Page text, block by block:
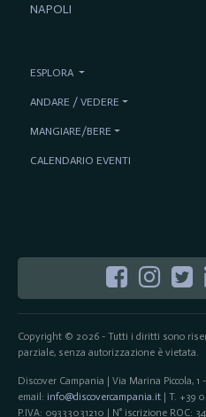
Copyright © 2026 - Tutti i diritti sono
parziale, senza autorizzazione è vietata.
Discover Campania | Via Marina Piccola, 1
email: info@discovercampania.it| T. +39
P.IVA: 09333031210 | N° iscrizione ROC:
NAPOLI
ESPLORA
ANDARE / VEDERE
MANGIARE/BERE
CALENDARIO EVENTI